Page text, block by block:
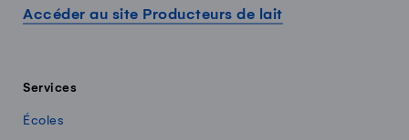
Accéder au site Producteurs de lait
Services
Écoles